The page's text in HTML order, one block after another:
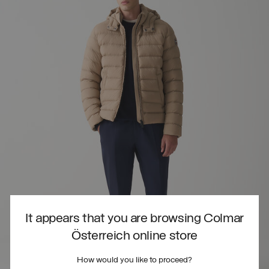
It appears that you are browsing Colmar
Österreich online store
How would you like to proceed?